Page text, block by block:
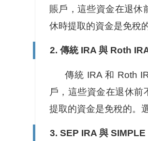
賬戶，這些資金在退休
休時提取的資金是免稅
2. 傳統 IRA 與 Roth
傳統 IRA 和 Roth
戶，這些資金在退休
提取的資金是免稅的。
3. SEP IRA 與